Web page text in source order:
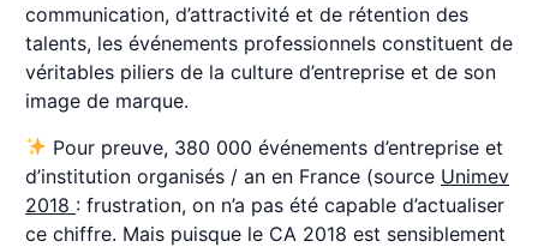
communication, d’attractivité et de rétention des
talents, les événements professionnels constituent de
véritables piliers de la culture d’entreprise et de son
image de marque.
Pour preuve, 380 000 événements d’entreprise et
d’institution organisés / an en France (source Unimev
2018 : frustration, on n’a pas été capable d’actualiser
ce chiffre. Mais puisque le CA 2018 est sensiblement